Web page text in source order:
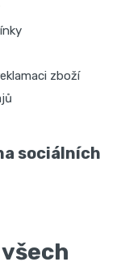
zboží
sociálních